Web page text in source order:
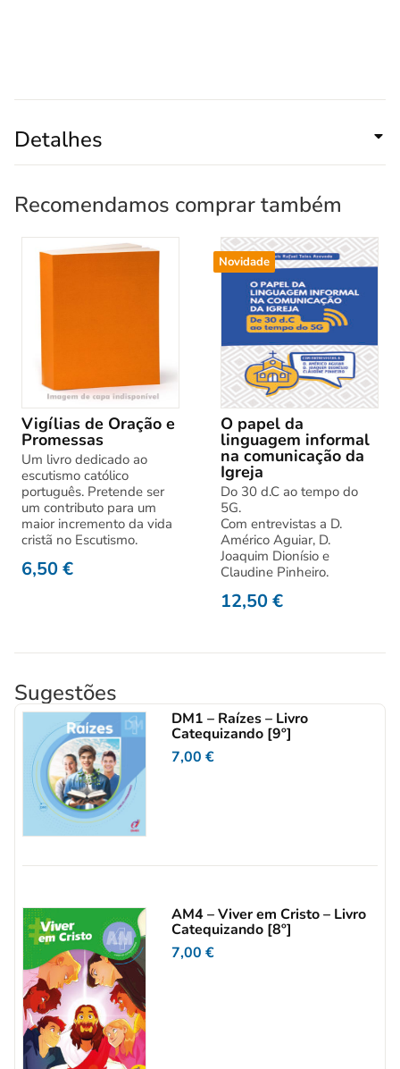
Detalhes
Recomendamos comprar também
Vigílias de Oração e
Promessas
Um livro dedicado ao
escutismo católico
português. Pretende ser
um contributo para um
maior incremento da vida
cristã no Escutismo.
6,50€
Novidade
O papel da
linguagem informal
na comunicação da
Igreja
Do 30 d.C ao tempo do
5G.
Com entrevistas a D.
Américo Aguiar, D.
Joaquim Dionísio e
Claudine Pinheiro.
12,50€
Sugestões
DM1 – Raízes – Livro
Catequizando [9º]
7,00€
AM4 – Viver em Cristo – Livro
Catequizando [8º]
7,00€